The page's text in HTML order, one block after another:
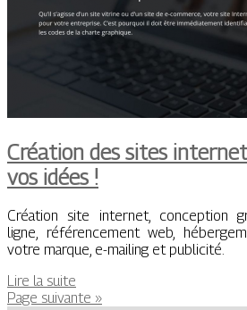
Création des sites
vos idées !
Création site internet, conception
ligne, référencement web,
votre marque, e-mailing et publicité.
Lire la suite
Page suivante »